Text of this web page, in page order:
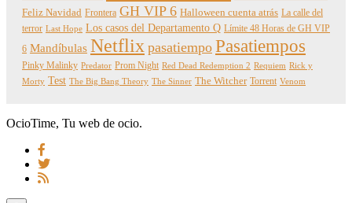
Feliz Navidad Frontera GH VIP 6 Halloween cuenta atrás La calle del
terror Last Hope Los casos del Departamento Q Límite 48 Horas de GH VIP
6 Mandíbulas Netflix pasatiempo Pasatiempos
Pinky Malinky Predator Prom Night Red Dead Redemption 2 Requiem Rick y
Morty Test The Big Bang Theory The Sinner The Witcher Torrent Venom
OcioTime, Tu web de ocio.